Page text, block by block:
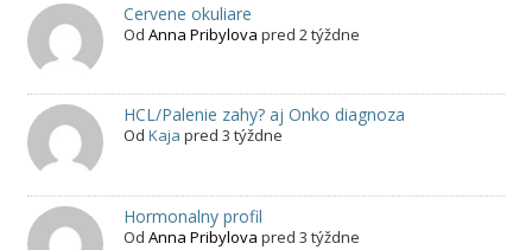
Cervene okuliare
Od Anna Pribylova pred 2 týždne
HCL/Palenie zahy? aj Onko diagnoza
Od Kaja pred 3 týždne
Hormonalny profil
Od Anna Pribylova pred 3 týždne